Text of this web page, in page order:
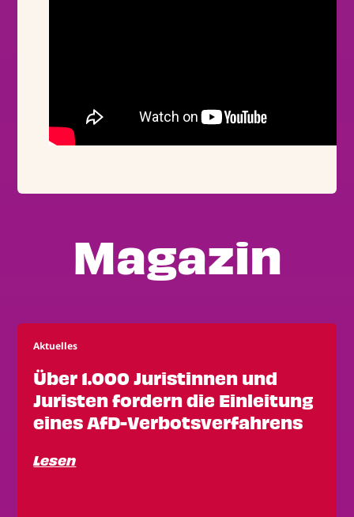
Magazin
Aktuelles
Über 1.000 Juristinnen und
Juristen fordern die Einleitung
eines AfD-Verbotsverfahrens
Lesen